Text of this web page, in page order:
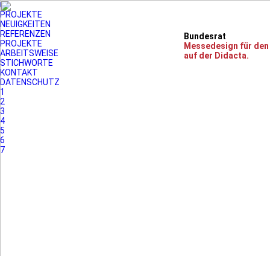
03
PROJEKTE
NEUIGKEITEN
REFERENZEN
PROJEKTE
ARBEITSWEISE
STICHWORTE
KONTAKT
DATENSCHUTZ
1
2
3
4
5
6
7
Bundesrat
Messedesign für
auf der Didacta.